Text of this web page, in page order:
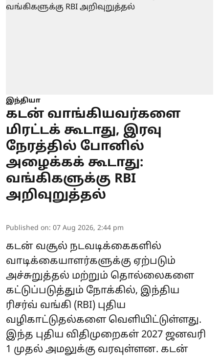
இந்தியா
கடன் வாங்கியவர்களை
மிரட்டக் கூடாது, இரவு
நேரத்தில் போனில்
அழைக்கக் கூடாது:
வங்கிகளுக்கு RBI
அறிவுறுத்தல்
Published on: 07 Aug 2026, 2:44 pm
கடன் வசூல் நடவடிக்கைகளில்
வாடிக்கையாளர்களுக்கு ஏற்படும்
அச்சுறுத்தல் மற்றும் தொல்லைகளை
கட்டுப்படுத்தும் நோக்கில், இந்திய
ரிசர்வ் வங்கி (RBI) புதிய
வழிகாட்டுதல்களை வெளியிட்டுள்ளது.
இந்த புதிய விதிமுறைகள் 2027 ஜனவரி
1 முதல் அமலுக்கு வரவுள்ளன. கடன்